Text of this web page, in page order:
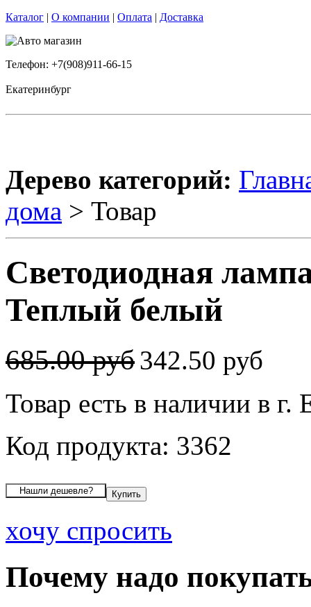
Каталог | О компании | Оплата | Доставка
Телефон: +7(908)911-66-15
Екатеринбург
Дерево категорий:
дома > Товар
Светодиодная
Теплый белый
685.00 руб342.50 руб
Товар есть в наличии в г.
Код продукта: 3362
хочу спросить
Почему надо